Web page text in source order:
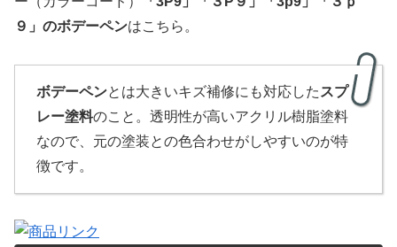
９」 のボデーペンはこちら。
ボデーペンとは大きいキズ補修にも対応した スプ
レー塗料のこと。透明性が高いアクリル樹脂塗料
なので、元の塗装との色合わせがしやすいのが特
徴です。